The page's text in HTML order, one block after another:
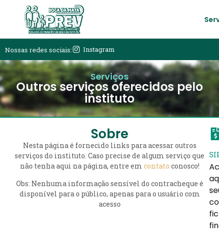
Nossas redes sociais: Instagram
Serviços
Outros serviços oferecidos pelo
instituto
Sobre
Nesta página é fornecido links para acessar outros
serviços do instituto. Caso precise de algum serviço que
não tenha aqui na página, entre em contato conosco!
Obs: Nenhuma informação sensível do contracheque é
disponível para o público, apenas para o usuário com
acesso